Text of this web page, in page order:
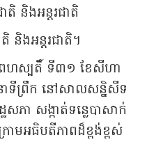
តិ និងអន្តរជាតិ
និងអន្តរជាតិ។
ៃព្រហស្បតិ៍ ទី៣១ ខែសីហា
ទីព្រឹក នៅសាលសន្និសីទ
សភា សង្កាត់ទន្លេបាសាក់
ោមអធិបតីភាពដ៏ខ្ពង់ខ្ពស់